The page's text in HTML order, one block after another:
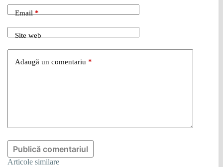
Email*
Site web
Adaugă un comentariu *
Publică comentariul
Articole similare